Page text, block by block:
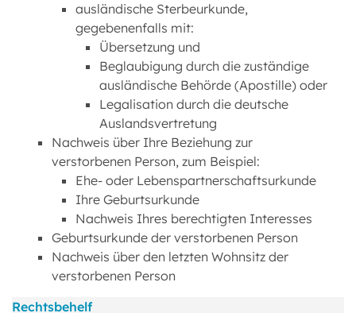
ausländische Sterbeurkunde,
gegebenenfalls mit:
Übersetzung und
Beglaubigung durch die zuständige
ausländische Behörde (Apostille) oder
Legalisation durch die deutsche
Auslandsvertretung
Nachweis über Ihre Beziehung zur
verstorbenen Person, zum Beispiel:
Ehe- oder Lebenspartnerschaftsurkunde
Ihre Geburtsurkunde
Nachweis Ihres berechtigten Interesses
Geburtsurkunde der verstorbenen Person
Nachweis über den letzten Wohnsitz der
verstorbenen Person
Rechtsbehelf